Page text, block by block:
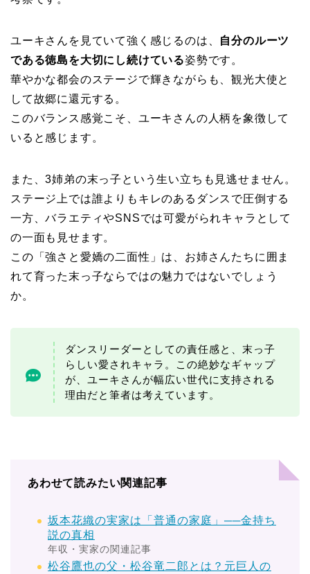
ユーキさんを見ていて強く感じるのは、 自分のルーツ
である徳島を大切にし続けている姿勢です。
華やかな都会のステージで輝きながらも、観光大使と
して故郷に還元する。
このバランス感覚こそ、ユーキさんの人柄を象徴して
いると感じます。
また、3姉弟の末っ子という生い立ちも見逃せません。
ステージ上では誰よりもキレのあるダンスで圧倒する
一方、バラエティやSNSでは可愛がられキャラとして
の一面も見せます。
この「強さと愛嬌の二面性」は、お姉さんたちに囲ま
れて育った末っ子ならではの魅力ではないでしょう
か。
ダンスリーダーとしての責任感と、末っ子
らしい愛されキャラ。この絶妙なギャップ
が、ユーキさんが幅広い世代に支持される
理由だと筆者は考えています。
あわせて読みたい関連記事
坂本花織の実家は「普通の家庭」──金持ち
説の真相
年収・実家の関連記事
松谷鷹也の父・松谷竜二郎とは？元巨人の